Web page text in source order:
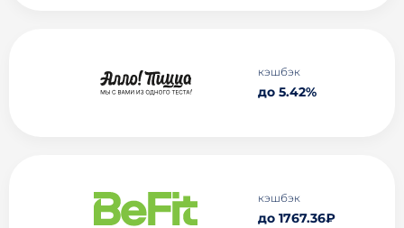
кэшбэк
до 5.42%
кэшбэк
до 1767.36₽